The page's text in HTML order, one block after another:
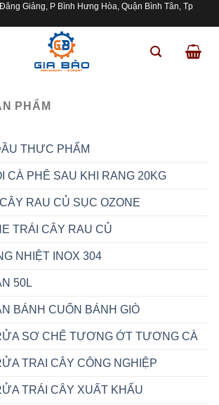
Giảng, P Bình Hưng Hòa, Quận Bình Tân, Tp
PHẨM
THƯC PHẨM
CÀ PHÊ SAU KHI RANG 20KG
RAU CỦ SỤC OZONE
TRÁI CÂY RAU CỦ
NHIỆT INOX 304
50L
BÁNH CUỐN BÁNH GIÒ
SƠ CHẾ TƯƠNG ỚT TƯƠNG CÀ
TRAI CÂY CÔNG NGHIỆP
TRÁI CÂY XUẤT KHẨU